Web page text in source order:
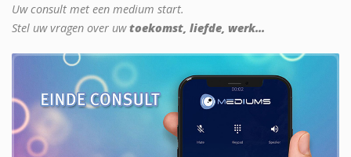
Uw consult met een medium start.
Stel uw vragen over uwtoekomst, liefde, werk...